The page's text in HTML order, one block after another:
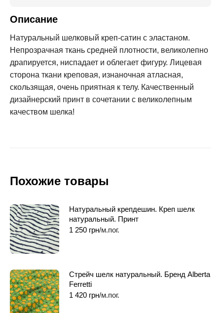
Описание
Натуральный шелковый креп-сатин с эластаном.
Непрозрачная ткань средней плотности, великолепно
драпируется, ниспадает и облегает фигуру. Лицевая
сторона ткани креповая, изнаночная атласная,
скользящая, очень приятная к телу. Качественный
дизайнерский принт в сочетании с великолепным
качеством шелка!
Похожие товары
Натуральный крепдешин. Креп шелк
натуральный. Принт
1 250 грн/м.пог.
Стрейч шелк натуральный. Бренд Alberta
Ferretti
1 420 грн/м.пог.